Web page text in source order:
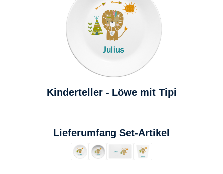
Kinderteller - Löwe mit Tipi
Lieferumfang Set-Artikel